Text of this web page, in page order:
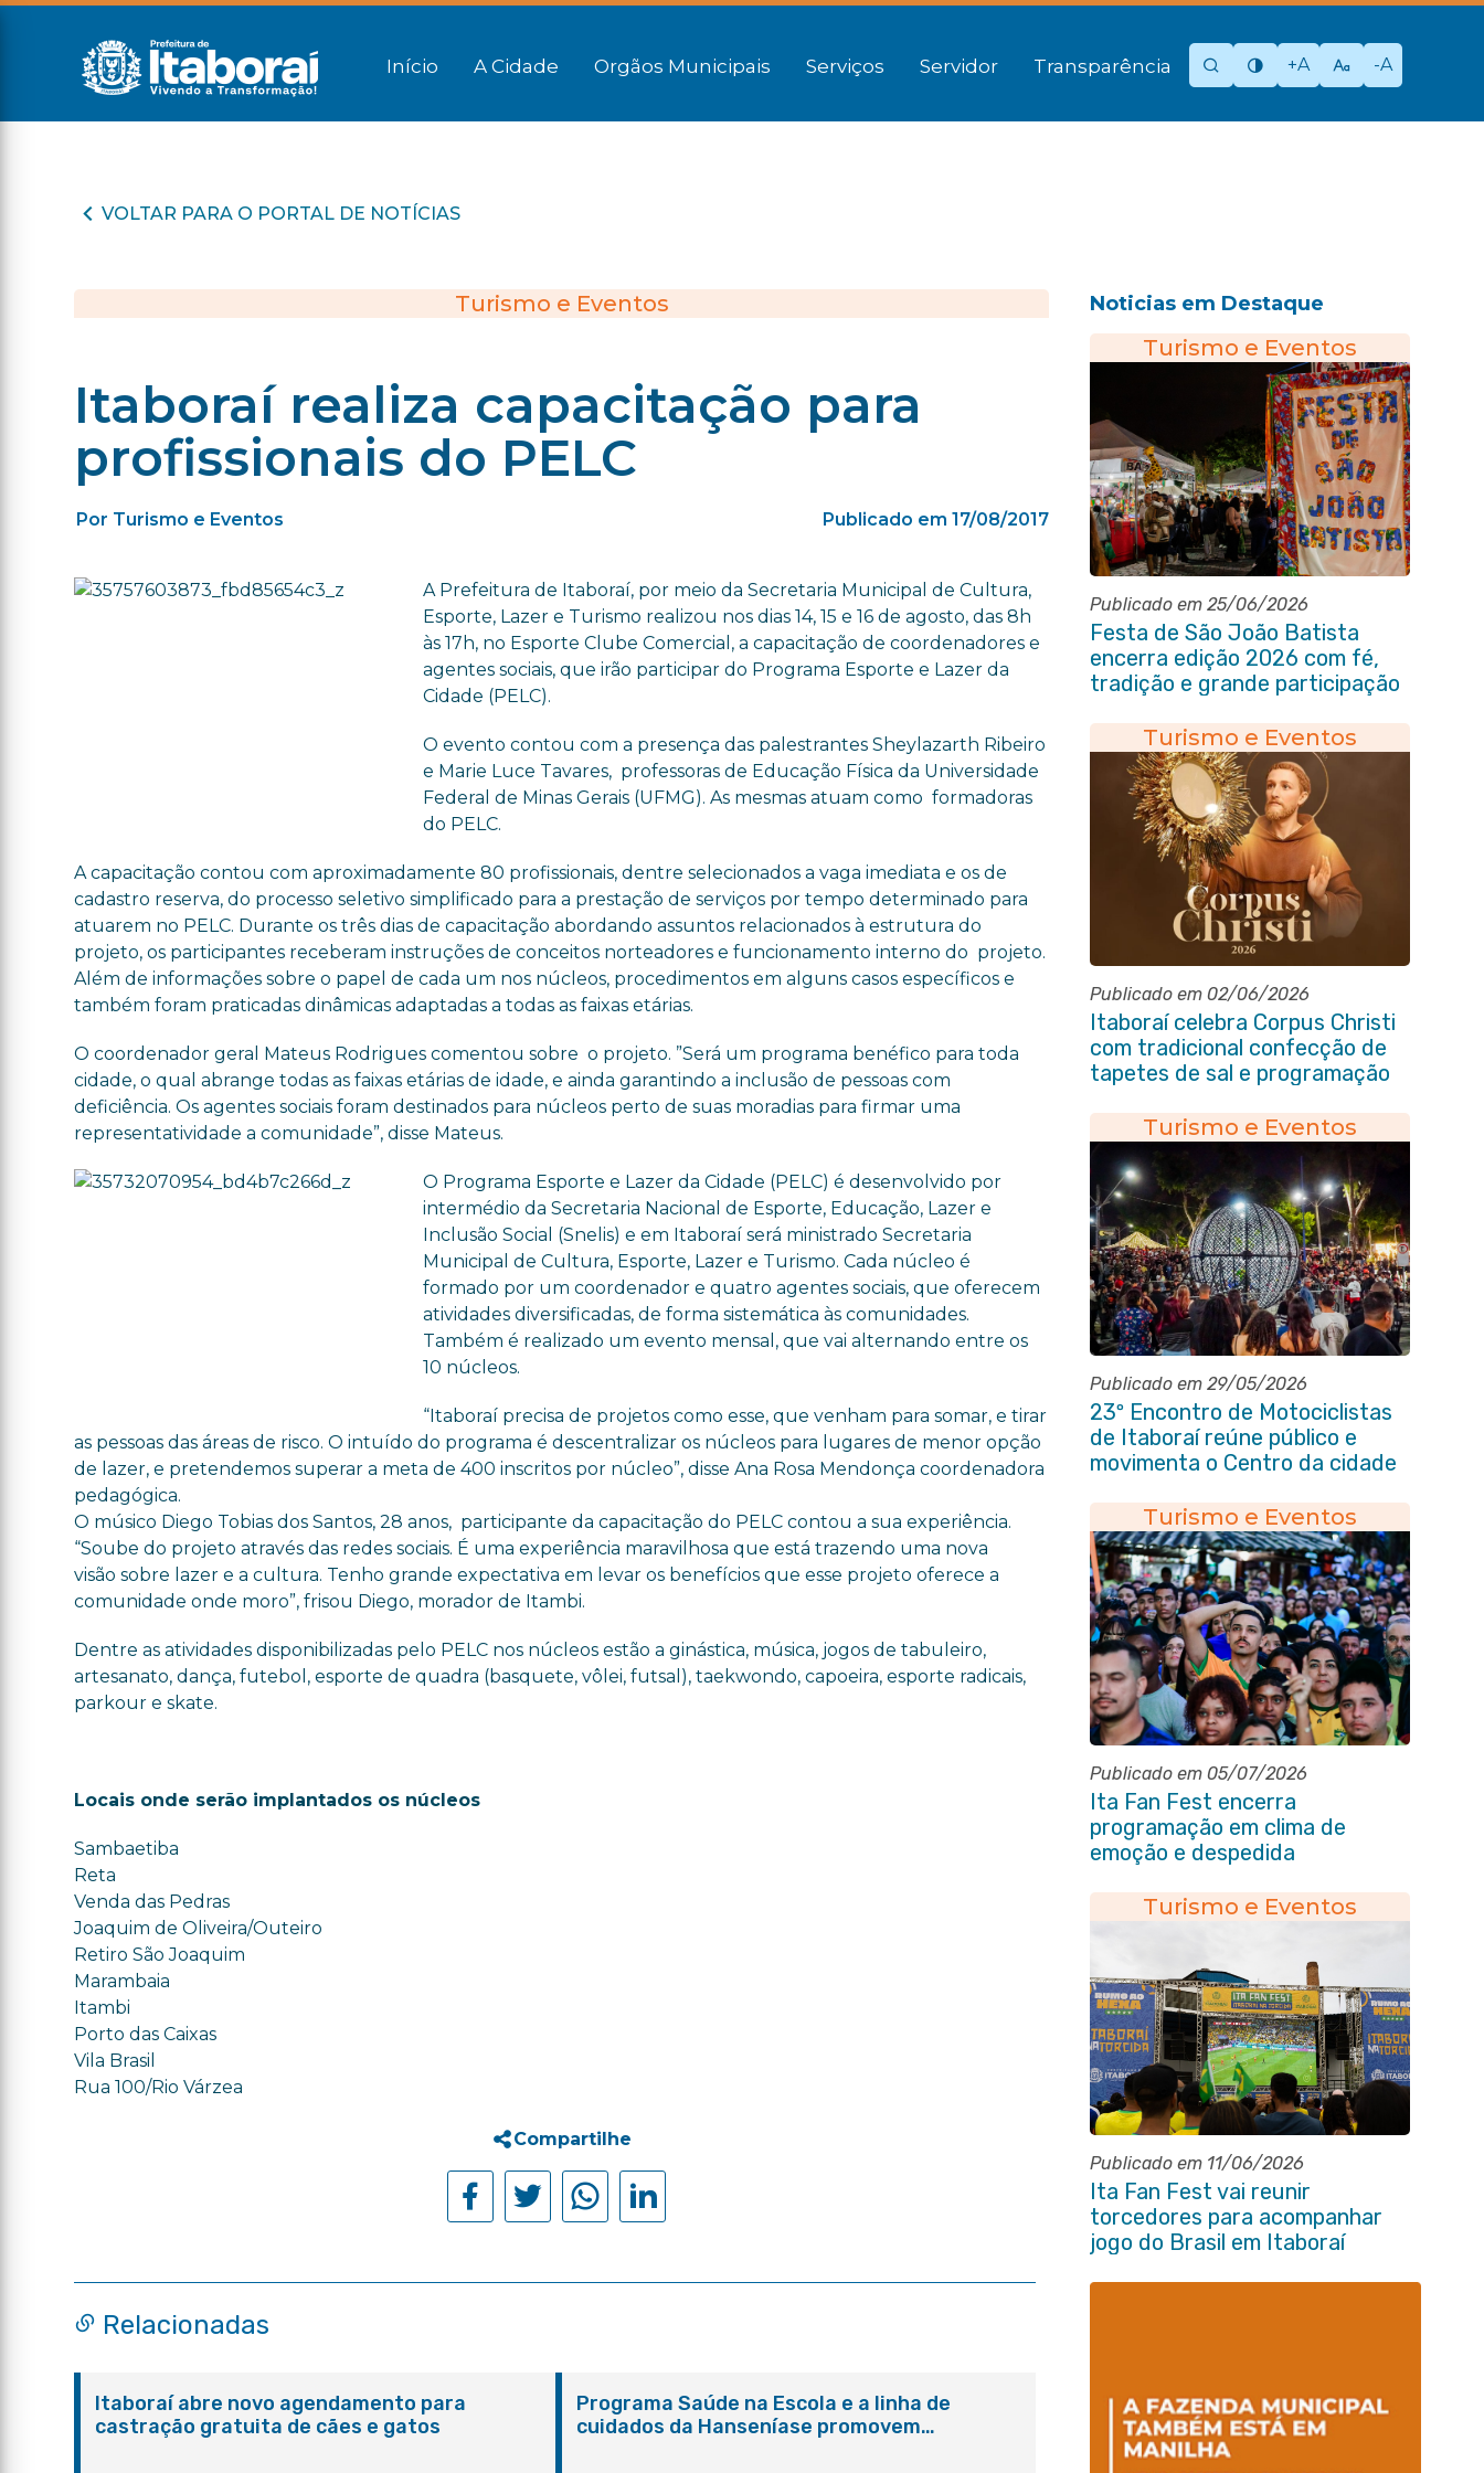
Início A Cidade Orgãos Municipais Serviços Servidor Transparência +A -A
VOLTAR PARA O PORTAL DE NOTÍCIAS
Turismo e Eventos
Itaboraí realiza capacitação para
profissionais do PELC
Por Turismo e Eventos Publicado em 17/08/2017
A Prefeitura de Itaboraí, por meio da Secretaria Municipal de Cultura,
Esporte, Lazer e Turismo realizou nos dias 14, 15 e 16 de agosto, das 8h
às 17h, no Esporte Clube Comercial, a capacitação de coordenadores e
agentes sociais, que irão participar do Programa Esporte e Lazer da
Cidade (PELC).
O evento contou com a presença das palestrantes Sheylazarth Ribeiro
e Marie Luce Tavares, professoras de Educação Física da Universidade
Federal de Minas Gerais (UFMG). As mesmas atuam como formadoras
do PELC.
A capacitação contou com aproximadamente 80 profissionais, dentre selecionados a vaga imediata e os de
cadastro reserva, do processo seletivo simplificado para a prestação de serviços por tempo determinado para
atuarem no PELC. Durante os três dias de capacitação abordando assuntos relacionados à estrutura do
projeto, os participantes receberam instruções de conceitos norteadores e funcionamento interno do projeto.
Além de informações sobre o papel de cada um nos núcleos, procedimentos em alguns casos específicos e
também foram praticadas dinâmicas adaptadas a todas as faixas etárias.
O coordenador geral Mateus Rodrigues comentou sobre o projeto. ”Será um programa benéfico para toda
cidade, o qual abrange todas as faixas etárias de idade, e ainda garantindo a inclusão de pessoas com
deficiência. Os agentes sociais foram destinados para núcleos perto de suas moradias para firmar uma
representatividade a comunidade”, disse Mateus.
O Programa Esporte e Lazer da Cidade (PELC) é desenvolvido por
intermédio da Secretaria Nacional de Esporte, Educação, Lazer e
Inclusão Social (Snelis) e em Itaboraí será ministrado Secretaria
Municipal de Cultura, Esporte, Lazer e Turismo. Cada núcleo é
formado por um coordenador e quatro agentes sociais, que oferecem
atividades diversificadas, de forma sistemática às comunidades.
Também é realizado um evento mensal, que vai alternando entre os
10 núcleos.
“Itaboraí precisa de projetos como esse, que venham para somar, e tirar
as pessoas das áreas de risco. O intuído do programa é descentralizar os núcleos para lugares de menor opção
de lazer, e pretendemos superar a meta de 400 inscritos por núcleo”, disse Ana Rosa Mendonça coordenadora
pedagógica.
O músico Diego Tobias dos Santos, 28 anos, participante da capacitação do PELC contou a sua experiência.
“Soube do projeto através das redes sociais. É uma experiência maravilhosa que está trazendo uma nova
visão sobre lazer e a cultura. Tenho grande expectativa em levar os benefícios que esse projeto oferece a
comunidade onde moro”, frisou Diego, morador de Itambi.
Dentre as atividades disponibilizadas pelo PELC nos núcleos estão a ginástica, música, jogos de tabuleiro,
artesanato, dança, futebol, esporte de quadra (basquete, vôlei, futsal), taekwondo, capoeira, esporte radicais,
parkour e skate.
Locais onde serão implantados os núcleos
Sambaetiba
Reta
Venda das Pedras
Joaquim de Oliveira/Outeiro
Retiro São Joaquim
Marambaia
Itambi
Porto das Caixas
Vila Brasil
Rua 100/Rio Várzea
Compartilhe
Noticias em Destaque
Turismo e Eventos
Publicado em 25/06/2026
Festa de São João Batista
encerra edição 2026 com fé,
tradição e grande participação
Turismo e Eventos
Publicado em 02/06/2026
Itaboraí celebra Corpus Christi
com tradicional confecção de
tapetes de sal e programação
Turismo e Eventos
Publicado em 29/05/2026
23º Encontro de Motociclistas
de Itaboraí reúne público e
movimenta o Centro da cidade
Turismo e Eventos
Publicado em 05/07/2026
Ita Fan Fest encerra
programação em clima de
emoção e despedida
Turismo e Eventos
Publicado em 11/06/2026
Ita Fan Fest vai reunir
torcedores para acompanhar
jogo do Brasil em Itaboraí
Relacionadas
Itaboraí abre novo agendamento para
castração gratuita de cães e gatos
Programa Saúde na Escola e a linha de
cuidados da Hanseníase promovem